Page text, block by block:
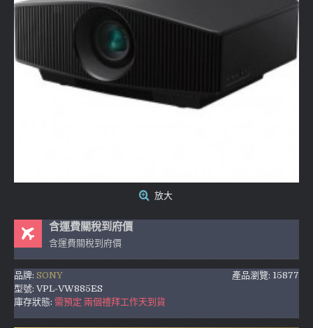
放大
含運費關稅到府價
含運費關稅到府價
產品瀏覽: 15877
品牌: SONY
型號: VPL-VW885ES
庫存狀態: 需預定 兩個禮拜工作天到貨